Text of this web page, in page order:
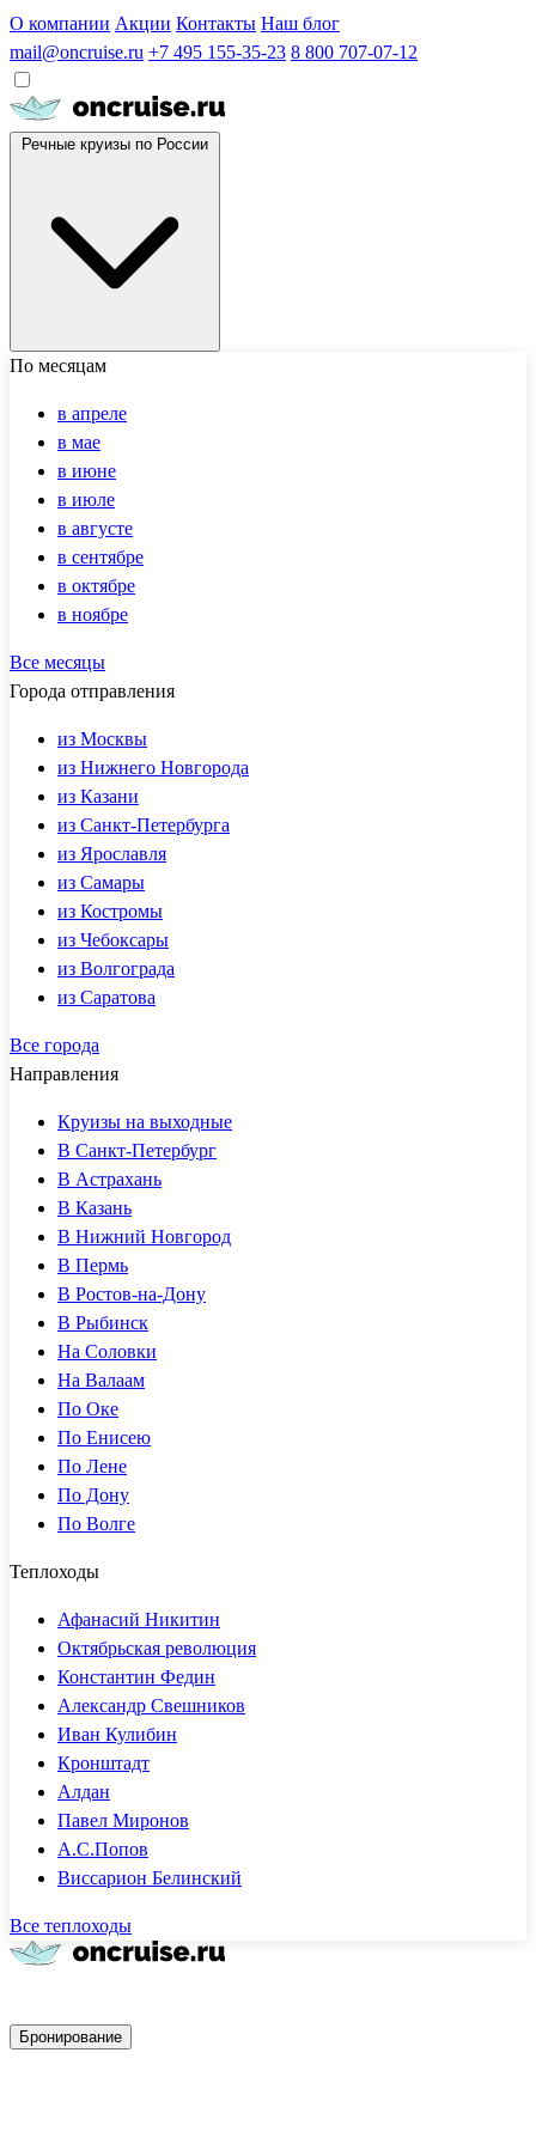
О компании Акции Контакты Наш блог
mail@oncruise.ru +7 495 155-35-23 8 800 707-07-12
По месяцам
в апреле
в мае
в июне
в июле
в августе
в сентябре
в октябре
в ноябре
Все месяцы
Города отправления
из Москвы
из Нижнего Новгорода
из Казани
из Санкт-Петербурга
из Ярославля
из Самары
из Костромы
из Чебоксары
из Волгограда
из Саратова
Все города
Направления
Круизы на выходные
В Санкт-Петербург
В Астрахань
В Казань
В Нижний Новгород
В Пермь
В Ростов-на-Дону
В Рыбинск
На Соловки
На Валаам
По Оке
По Енисею
По Лене
По Дону
По Волге
Теплоходы
Афанасий Никитин
Октябрьская революция
Константин Федин
Александр Свешников
Иван Кулибин
Кронштадт
Алдан
Павел Миронов
А.С.Попов
Виссарион Белинский
Все теплоходы
Бронирование